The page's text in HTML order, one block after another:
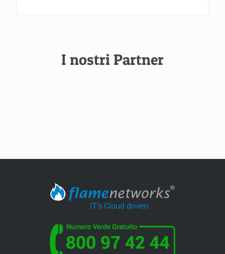
I nostri Partner